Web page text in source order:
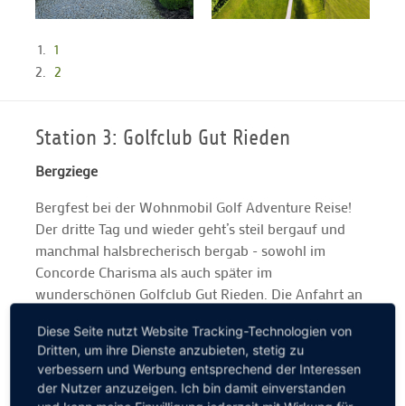
1
2
Station 3: Golfclub Gut Rieden
Bergziege
Bergfest bei der Wohnmobil Golf Adventure Reise!
Der dritte Tag und wieder geht’s steil bergauf und
manchmal halsbrecherisch bergab - sowohl im
Concorde Charisma als auch später im
wunderschönen Golfclub Gut Rieden. Die Anfahrt an
Der anspruchsvolle Par-72-Kurs ebenso: Wir werden
mit einem grandiosen Alpenpanorama verwöhnt. Ein
kleiner Tipp nach drei Tagen Wohnmobil Golf
Adventure gefällig? Bitte immer vor der Anreise bei
Diese Seite nutzt Website Tracking-Technologien von
Dritten, um ihre Dienste anzubieten, stetig zu
verbessern und Werbung entsprechend der Interessen
der Nutzer anzuzeigen. Ich bin damit einverstanden